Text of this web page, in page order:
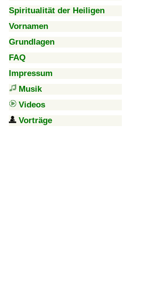
Spiritualität der Heiligen
Vornamen
Grundlagen
FAQ
Impressum
Musik
Videos
Vorträge